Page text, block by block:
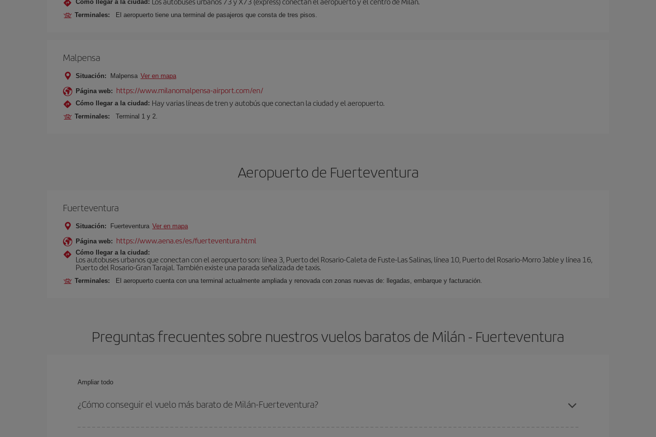
Cómo llegar a la ciudad:
Terminales: El aeropuerto tiene una terminal de pasajeros que consta de tres pisos.
Malpensa
Situación: Malpensa Ver en mapa
Página web: https://www.milanomalpensa-airport.com/en/
Cómo llegar a la ciudad: Hay varias líneas de tren y autobús que conectan la ciudad y el aeropuerto.
Terminales: Terminal 1 y 2.
Aeropuerto de Fuerteventura
Fuerteventura
Situación: Fuerteventura Ver en mapa
Página web: https://www.aena.es/es/fuerteventura.html
Cómo llegar a la ciudad:
Los autobuses urbanos que conectan con el aeropuerto son: línea 3, Puerto del Rosario-Caleta de Fuste-Las Salinas, línea 10, Puerto del Rosario-Morro Jable y línea 16,
Puerto del Rosario-Gran Tarajal. También existe una parada señalizada de taxis.
Terminales: El aeropuerto cuenta con una terminal actualmente ampliada y renovada con zonas nuevas de: llegadas, embarque y facturación.
Preguntas frecuentes sobre nuestros vuelos baratos de Milán - Fuerteventura
Ampliar todo
¿Cómo conseguir el vuelo más barato de Milán-Fuerteventura?